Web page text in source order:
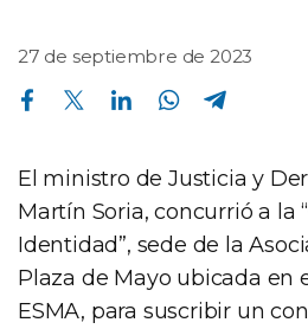
27 de septiembre de 2023
Compartir en Facebook Compartir en Twitter Compartir en Linkedin Compartir en Whatsapp
El ministro de Justicia y
Martín Soria, concurrió a la
Identidad”, sede de la
Plaza de Mayo ubicada en
ESMA, para suscribir un